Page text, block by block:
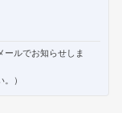
ールでお知らせしま
）